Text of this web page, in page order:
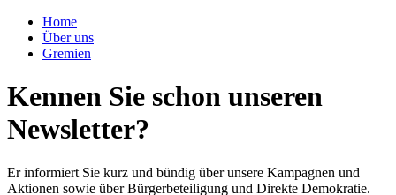
Home
Über uns
Gremien
Kennen Sie schon unseren
Newsletter?
Er informiert Sie kurz und bündig über unsere Kampagnen und
Aktionen sowie über Bürgerbeteiligung und Direkte Demokratie.